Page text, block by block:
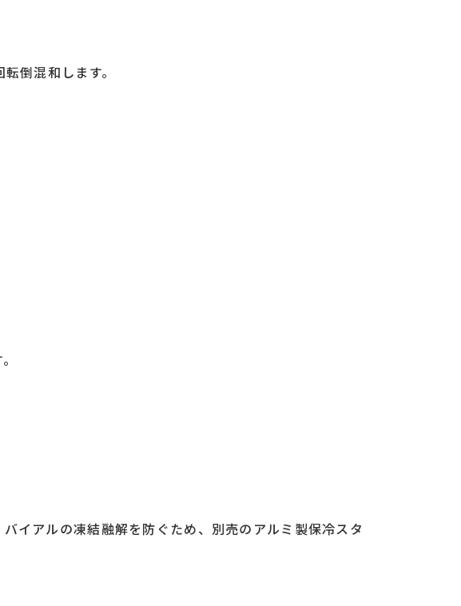
倒混和します。
イアルの凍結融解を防ぐため、別売のアルミ製保冷スタ